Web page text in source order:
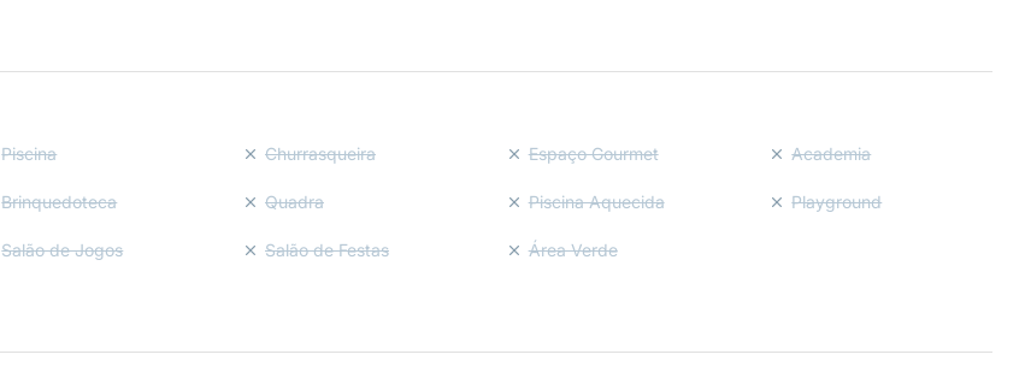
Piscina Churrasqueira Espaço Gourmet Academia
Brinquedoteca Quadra Piscina Aquecida Playground
Salão de Jogos Salão de Festas Área Verde